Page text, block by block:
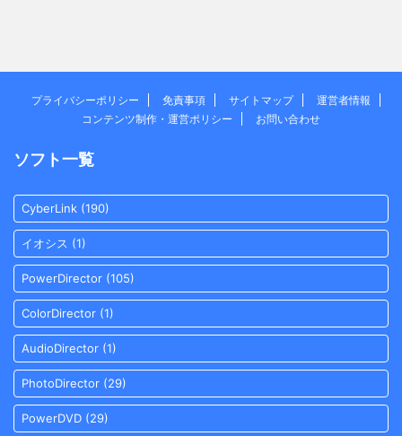
プライバシーポリシー 免責事項 サイトマップ
運営者情報
コンテンツ制作・運営ポリシー
お問い合わせ
ソフト一覧
CyberLink (190)
イオシス (1)
PowerDirector (105)
ColorDirector (1)
AudioDirector (1)
PhotoDirector (29)
PowerDVD (29)